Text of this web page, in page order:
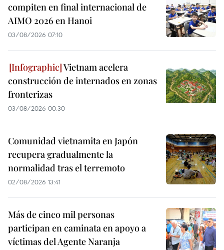
compiten en final internacional de
AIMO 2026 en Hanoi
03/08/2026 07:10
Vietnam acelera
construcción de internados en zonas
fronterizas
03/08/2026 00:30
Comunidad vietnamita en Japón
recupera gradualmente la
normalidad tras el terremoto
02/08/2026 13:41
Más de cinco mil personas
participan en caminata en apoyo a
víctimas del Agente Naranja